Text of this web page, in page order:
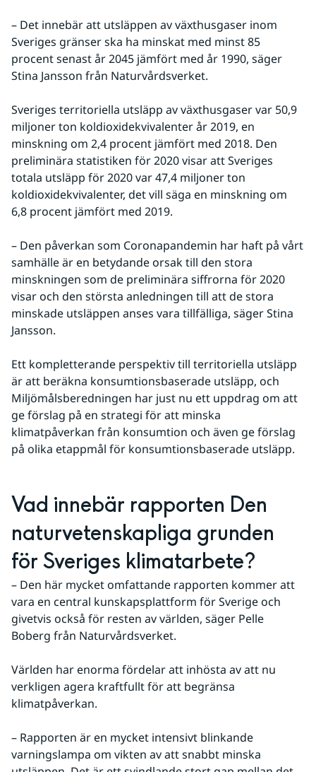
– Det innebär att utsläppen av växthusgaser inom
Sveriges gränser ska ha minskat med minst 85
procent senast år 2045 jämfört med år 1990, säger
Stina Jansson från Naturvårdsverket.
Sveriges territoriella utsläpp av växthusgaser var 50,9
miljoner ton koldioxidekvivalenter år 2019, en
minskning om 2,4 procent jämfört med 2018. Den
preliminära statistiken för 2020 visar att Sveriges
totala utsläpp för 2020 var 47,4 miljoner ton
koldioxidekvivalenter, det vill säga en minskning om
6,8 procent jämfört med 2019.
– Den påverkan som Coronapandemin har haft på vårt
samhälle är en betydande orsak till den stora
minskningen som de preliminära siffrorna för 2020
visar och den största anledningen till att de stora
minskade utsläppen anses vara tillfälliga, säger Stina
Jansson.
Ett kompletterande perspektiv till territoriella utsläpp
är att beräkna konsumtionsbaserade utsläpp, och
Miljömålsberedningen har just nu ett uppdrag om att
ge förslag på en strategi för att minska
klimatpåverkan från konsumtion och även ge förslag
på olika etappmål för konsumtionsbaserade utsläpp.
Vad innebär rapporten Den
naturvetenskapliga grunden
för Sveriges klimatarbete?
– Den här mycket omfattande rapporten kommer att
vara en central kunskapsplattform för Sverige och
givetvis också för resten av världen, säger Pelle
Boberg från Naturvårdsverket.
Världen har enorma fördelar att inhösta av att nu
verkligen agera kraftfullt för att begränsa
klimatpåverkan.
– Rapporten är en mycket intensivt blinkande
varningslampa om vikten av att snabbt minska